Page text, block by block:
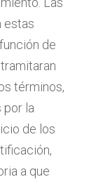
estas
de
términos,
la
de los
a que